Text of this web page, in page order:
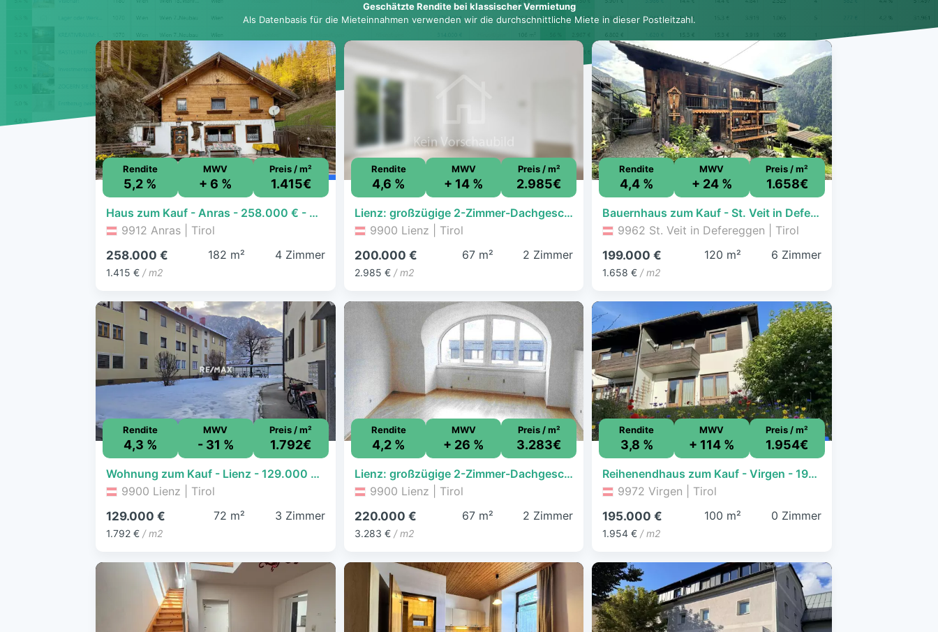
Geschätzte Rendite bei klassischer Vermietung
Als Datenbasis für die Mieteinnahmen verwenden wir die durchschnittliche Miete in dieser Postleitzahl.
Rendite
5,2 %
MWV
+ 6 %
Preis / m²
1.415€
Haus zum Kauf - Anras - 258.000 € - 4 Zimmer, 182,3 m², 911 m² Grundstück
9912 Anras | Tirol
258.000 €
1.415 € / m2
182 m² 4 Zimmer
Rendite
4,6 %
MWV
+ 14 %
Preis / m²
2.985€
Lienz: großzügige 2-Zimmer-Dachgeschosswohnung Top 58 - Amlacherstraße 2
9900 Lienz | Tirol
200.000 €
2.985 €/ m2
67 m² 2 Zimmer
Rendite
4,4 %
MWV
+ 24 %
Preis / m²
1.658€
Bauernhaus zum Kauf - St. Veit in Defereggen - 199.000 € - 6 Zimmer, 120 m², 277 m² Grundstück
9962 St. Veit in Defereggen | Tirol
199.000 €
1.658 € / m2
120 m² 6 Zimmer
Rendite
4,3 %
MWV
- 31 %
Preis / m²
1.792€
Wohnung zum Kauf - Lienz - 129.000 € - 3 Zimmer, 72 m², 1. Geschoss
9900 Lienz | Tirol
129.000 €
1.792 € / m2
72 m² 3 Zimmer
Rendite
4,2 %
MWV
+ 26 %
Preis / m²
3.283€
Lienz: großzügige 2-Zimmer-Dachgeschosswohnung Top 58 - Amlacherstraße 2
9900 Lienz | Tirol
220.000 €
3.283 €/ m2
67 m² 2 Zimmer
Rendite
3,8 %
MWV
+ 114 %
Preis / m²
1.954€
Reihenendhaus zum Kauf - Virgen - 195.000 € - 99,8 m²
9972 Virgen | Tirol
195.000 €
1.954 € / m2
100 m² 0 Zimmer